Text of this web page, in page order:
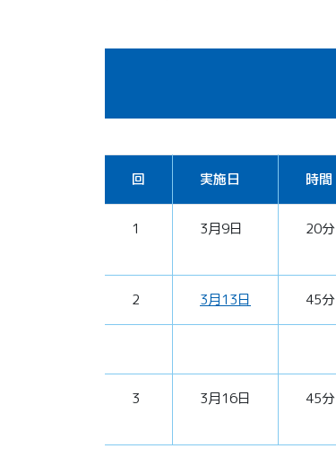
回 実施日 時間
1 3月9日 20分
2 3月13日 45分
3 3月16日 45分